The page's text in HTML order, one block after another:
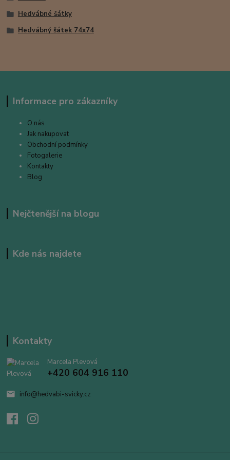
Hedvábné šátky
Hedvábný šátek 74x74
Informace pro zákazníky
O nás
Jak nakupovat
Obchodní podmínky
Fotogalerie
Kontakty
Blog
Nejčtenější na blogu
Kde nás najdete
Kontakty
Marcela Plevová
+420 604 916 110
info@hedvabi-svicky.cz